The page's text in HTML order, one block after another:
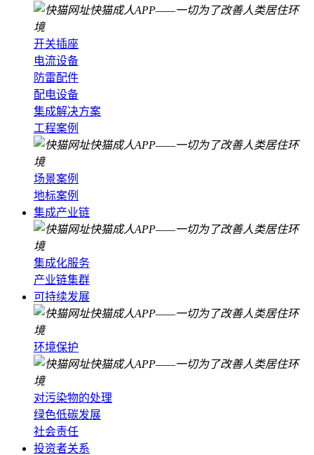
开关插座
电流设备
防雷配件
配电设备
集成解决方案
工程案例
场景案例
地标案例
集成产业链
集成化服务
产业链集群
可持续发展
环境保护
对污染物的处理
绿色低碳发展
社会责任
投资者关系